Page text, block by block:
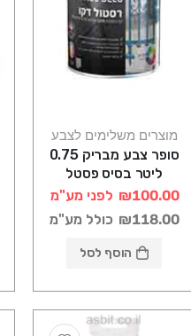
מוצרים משלימים לצבע
סופר צבע מבריק 0.75
ליטר בסיס פסטל
Owatrol סאן דק
₪100.00 לפני מע"מ
₪118.00 כולל מע"מ
הוסף לסל